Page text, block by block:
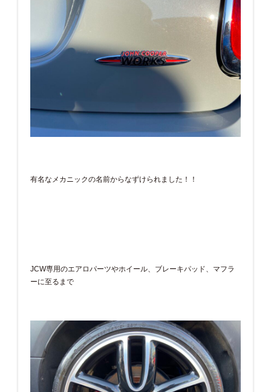
有名なメカニックの名前からなずけられました！！
JCW専用のエアロパーツやホイール、ブレーキパッド、マフラ
ーに至るまで